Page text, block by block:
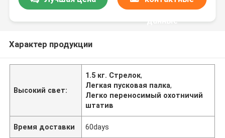
данные
Характер продукции
Высокий свет:
1.5 кг. Стрелок,
Легкая пусковая палка,
Легко переносимый охотничий
штатив
Время доставки 60days